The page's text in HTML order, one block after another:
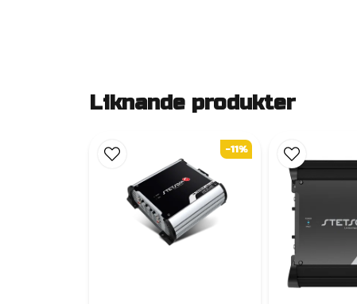
Liknande produkter
-11%